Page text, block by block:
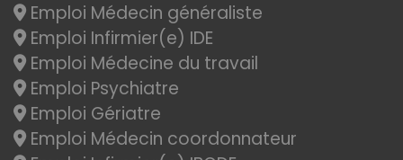
Emploi Médecin généraliste
Emploi Infirmier(e) IDE
Emploi Médecine du travail
Emploi Psychiatre
Emploi Gériatre
Emploi Médecin coordonnateur